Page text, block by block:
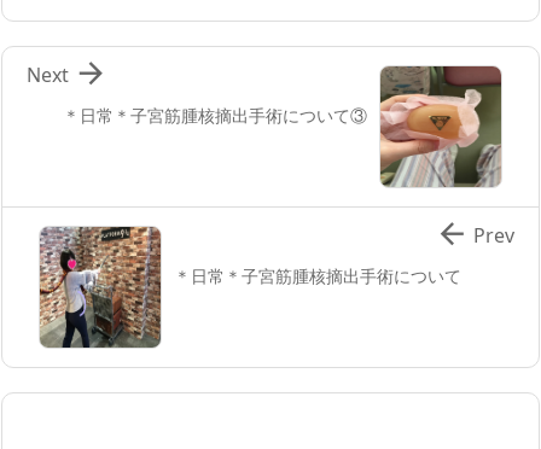
＊日常＊子宮筋腫核摘出手術について③

Next
＊日常＊子宮筋腫核摘出手術について
 Prev